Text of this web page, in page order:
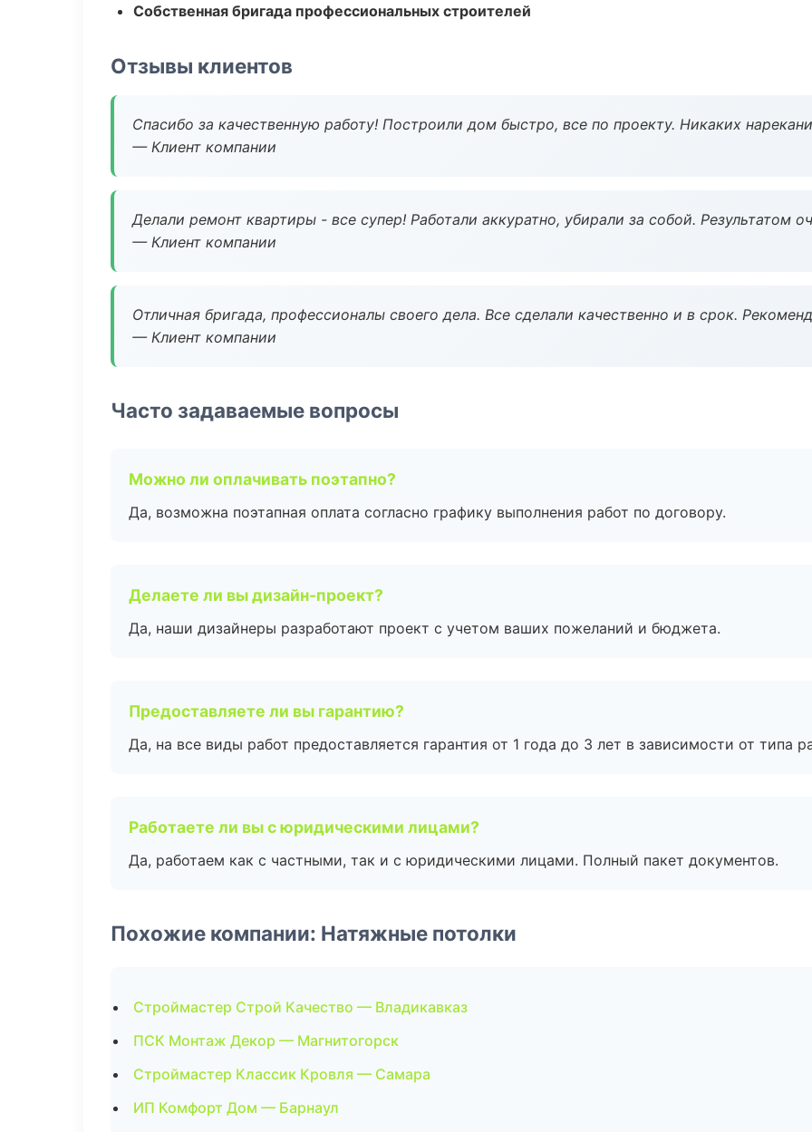
Собственная бригада профессиональных строителей
Отзывы клиентов
Спасибо за качественную работу! Построили дом быстро, все по проекту. Никаких
— Клиент компании
Делали ремонт квартиры - все супер! Работали аккуратно, убирали за собой. Результатом
— Клиент компании
Отличная бригада, профессионалы своего дела. Все сделали качественно и в срок.
— Клиент компании
Часто задаваемые вопросы
Можно ли оплачивать поэтапно?
Да, возможна поэтапная оплата согласно графику выполнения работ по договору.
Делаете ли вы дизайн-проект?
Да, наши дизайнеры разработают проект с учетом ваших пожеланий и бюджета.
Предоставляете ли вы гарантию?
Да, на все виды работ предоставляется гарантия от 1 года до 3 лет в зависимости от типа
Работаете ли вы с юридическими лицами?
Да, работаем как с частными, так и с юридическими лицами. Полный пакет документов.
Похожие компании: Натяжные потолки
Строймастер Строй Качество — Владикавказ
ПСК Монтаж Декор — Магнитогорск
Строймастер Классик Кровля — Самара
ИП Комфорт Дом — Барнаул